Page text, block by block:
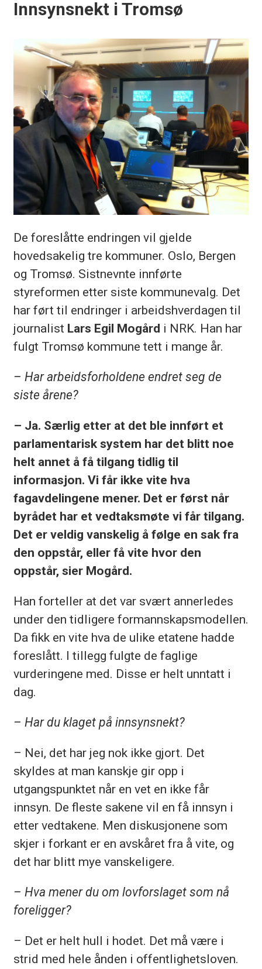
Innsynsnekt i Tromsø
De foreslåtte endringen vil gjelde
hovedsakelig tre kommuner. Oslo, Bergen
og Tromsø. Sistnevnte innførte
styreformen etter siste kommunevalg. Det
har ført til endringer i arbeidshverdagen til
journalist Lars Egil Mogård i NRK. Han har
fulgt Tromsø kommune tett i mange år.
– Har arbeidsforholdene endret seg de
siste årene?
– Ja. Særlig etter at det ble innført et
parlamentarisk system har det blitt noe
helt annet å få tilgang tidlig til
informasjon. Vi får ikke vite hva
fagavdelingene mener. Det er først når
byrådet har et vedtaksmøte vi får tilgang.
Det er veldig vanskelig å følge en sak fra
den oppstår, eller få vite hvor den
oppstår, sier Mogård.
Han forteller at det var svært annerledes
under den tidligere formannskapsmodellen.
Da fikk en vite hva de ulike etatene hadde
foreslått. I tillegg fulgte de faglige
vurderingene med. Disse er helt unntatt i
dag.
– Har du klaget på innsynsnekt?
– Nei, det har jeg nok ikke gjort. Det
skyldes at man kanskje gir opp i
utgangspunktet når en vet en ikke får
innsyn. De fleste sakene vil en få innsyn i
etter vedtakene. Men diskusjonene som
skjer i forkant er en avskåret fra å vite, og
det har blitt mye vanskeligere.
– Hva mener du om lovforslaget som nå
foreligger?
– Det er helt hull i hodet. Det må være i
strid med hele ånden i offentlighetsloven.